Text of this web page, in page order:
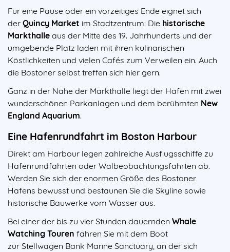
Für eine Pause oder ein vorzeitiges Ende eignet sich
der Quincy Market im Stadtzentrum: Die historische
Markthalle aus der Mitte des 19. Jahrhunderts und der
umgebende Platz laden mit ihren kulinarischen
Köstlichkeiten und vielen Cafés zum Verweilen ein. Auch
die Bostoner selbst treffen sich hier gern.
Ganz in der Nähe der Markthalle liegt der Hafen mit zwei
wunderschönen Parkanlagen und dem berühmten New
England Aquarium.
Eine Hafenrundfahrt im Boston Harbour
Direkt am Harbour legen zahlreiche Ausflugsschiffe zu
Hafenrundfahrten oder Walbeobachtungsfahrten ab.
Werden Sie sich der enormen Größe des Bostoner
Hafens bewusst und bestaunen Sie die Skyline sowie
historische Bauwerke vom Wasser aus.
Bei einer der bis zu vier Stunden dauernden Whale
Watching Touren fahren Sie mit dem Boot
zur Stellwagen Bank Marine Sanctuary, an der sich